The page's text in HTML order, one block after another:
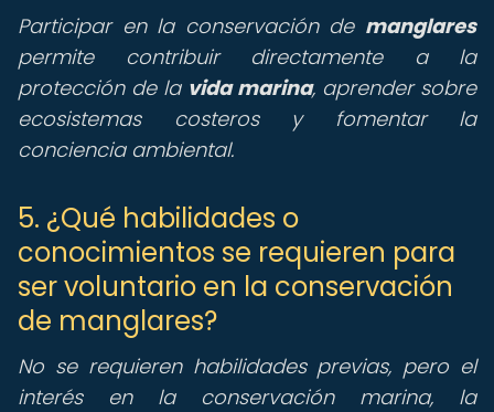
Participar en la conservación de manglares
permite contribuir directamente a la
protección de la vida marina, aprender sobre
ecosistemas costeros y fomentar la
conciencia ambiental.
5. ¿Qué habilidades o
conocimientos se requieren para
ser voluntario en la conservación
de manglares?
No se requieren habilidades previas, pero el
interés en la conservación marina, la